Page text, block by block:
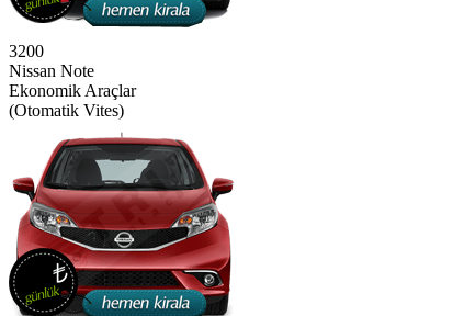
3200
Nissan Note
Ekonomik Araçlar
(Otomatik Vites)